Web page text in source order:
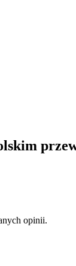
opinii.